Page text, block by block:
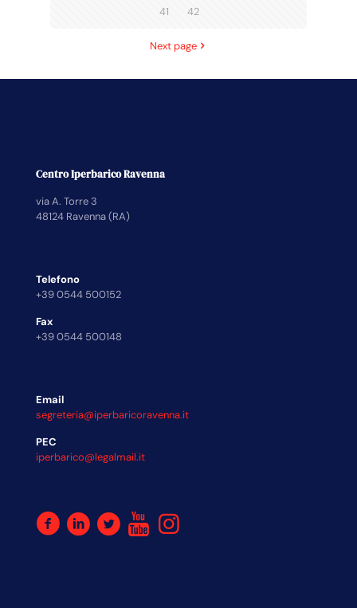
41 42
Next page
Centro Iperbarico Ravenna
via A. Torre 3
48124 Ravenna (RA)
Telefono
+39 0544 500152
Fax
+39 0544 500148
Email
segreteria@iperbaricoravenna.it
PEC
iperbarico@legalmail.it